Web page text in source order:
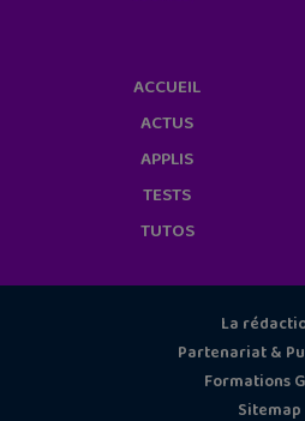
ACCUEIL
ACTUS
APPLIS
TESTS
TUTOS
La
Partenariat &
Formations
Sitemap